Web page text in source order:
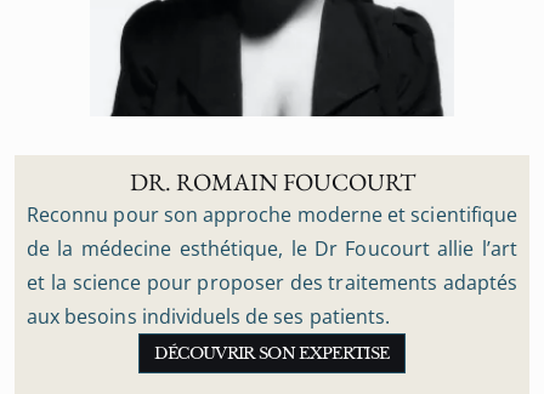
DR. ROMAIN FOUCOURT
Reconnu pour son approche moderne et scientifique
de la médecine esthétique, le Dr Foucourt allie l’art
et la science pour proposer des traitements adaptés
aux besoins individuels de ses patients.
DÉCOUVRIR SON EXPERTISE